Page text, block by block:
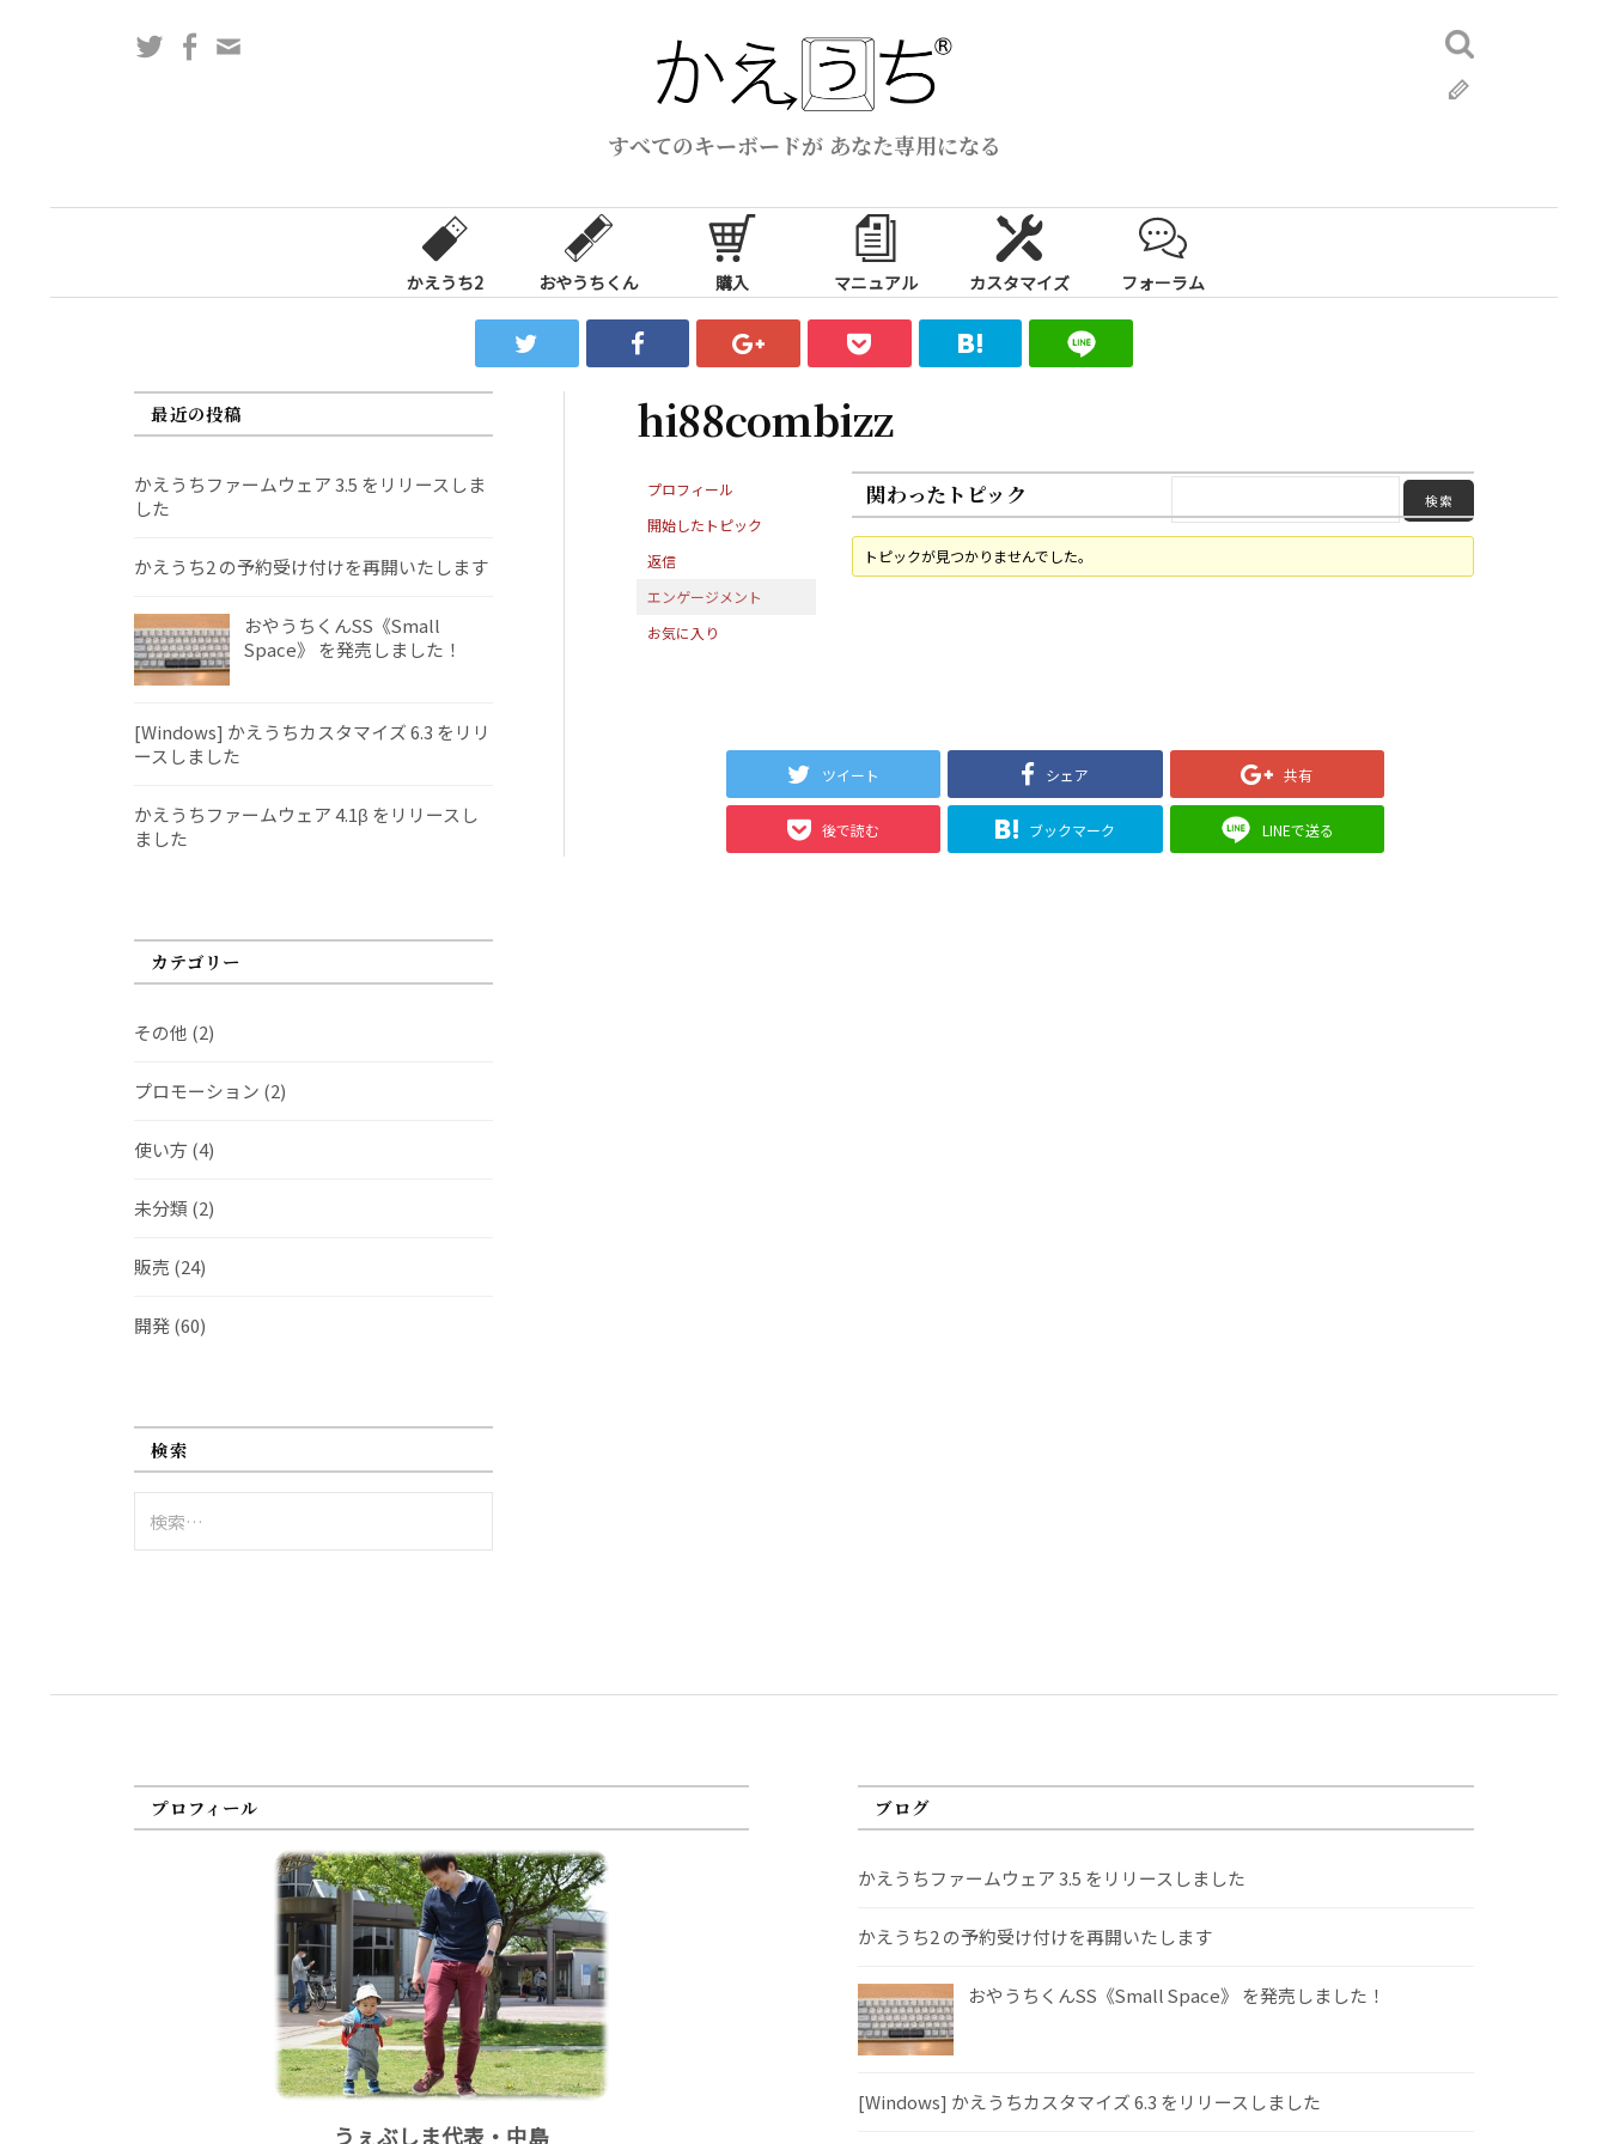
ス
すべてのキーボードが あなた専用になる
TwitterFacebook
検
索:
かえうち2 おやうちくん 購入 マニュアル カスタマイズ フォーラム
hi88combizz
プロフィール
開始したトピック
返信
エンゲージメント
お気に入り
関わったトピック
トピックが見つかりませんでした。
ツイート シェア 共有
後で読む ブックマーク LINEで送る
最近の投稿
かえうちファームウェア 3.5 をリリースしま
した
かえうち2 の予約受け付けを再開いたします
おやうちくんSS《Small
Space》 を発売しました！
[Windows] かえうちカスタマイズ 6.3 をリリ
ースしました
かえうちファームウェア 4.1β をリリースし
ました
カテゴリー
その他 (2)
プロモーション (2)
使い方 (4)
未分類 (2)
販売 (24)
開発(60)
検索
索:
プロフィール
うぇぶしま代表・中島
ブログ
かえうちファームウェア 3.5 をリリースしました
かえうち2 の予約受け付けを再開いたします
おやうちくんSS《Small Space》 を発売しました！
[Windows] かえうちカスタマイズ 6.3 をリリースしました